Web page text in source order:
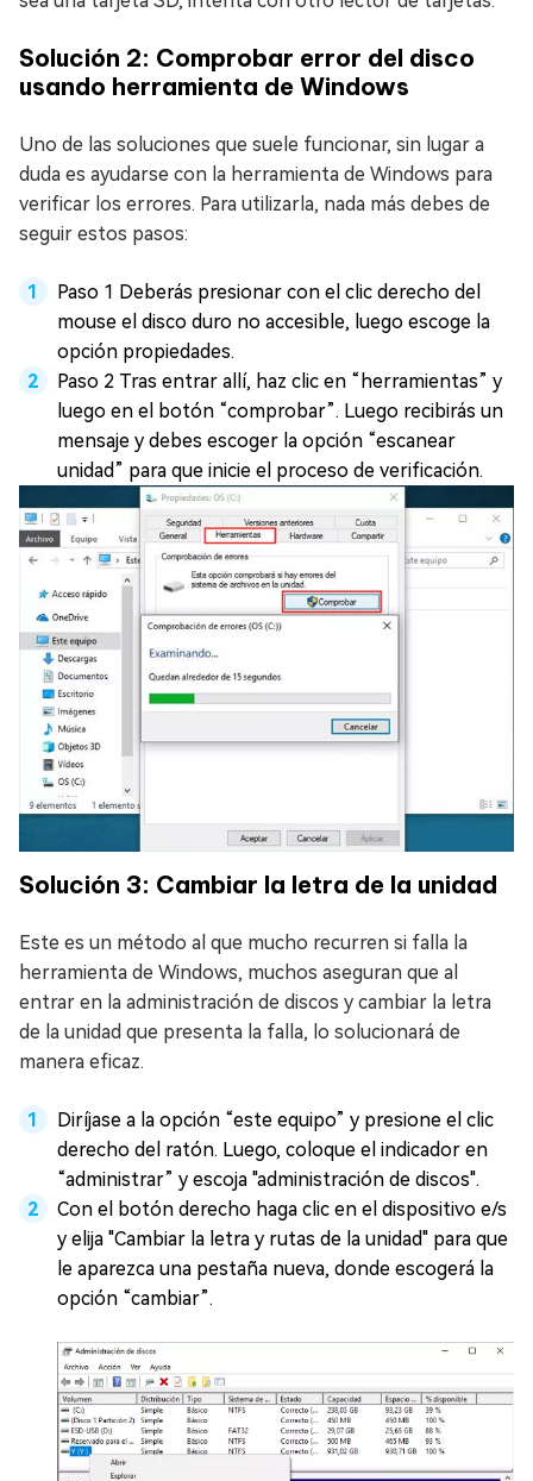
Solución 2: Comprobar error del disco
usando herramienta de Windows
Uno de las soluciones que suele funcionar, sin lugar a
duda es ayudarse con la herramienta de Windows para
verificar los errores. Para utilizarla, nada más debes de
seguir estos pasos:
Paso 1 Deberás presionar con el clic derecho del
mouse el disco duro no accesible, luego escoge la
opción propiedades.
Paso 2 Tras entrar allí, haz clic en “herramientas” y
luego en el botón “comprobar”. Luego recibirás un
mensaje y debes escoger la opción “escanear
unidad” para que inicie el proceso de verificación.
Solución 3: Cambiar la letra de la unidad
Este es un método al que mucho recurren si falla la
herramienta de Windows, muchos aseguran que al
entrar en la administración de discos y cambiar la letra
de la unidad que presenta la falla, lo solucionará de
manera eficaz.
Diríjase a la opción “este equipo” y presione el clic
derecho del ratón. Luego, coloque el indicador en
“administrar” y escoja "administración de discos".
Con el botón derecho haga clic en el dispositivo e/s
y elija "Cambiar la letra y rutas de la unidad" para que
le aparezca una pestaña nueva, donde escogerá la
opción “cambiar”.